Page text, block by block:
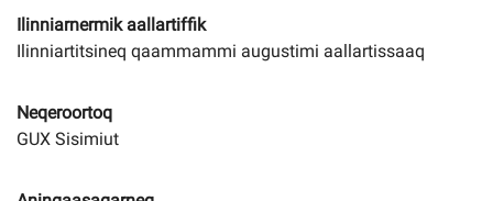
Ilinniarnermik aallartiffik
Ilinniartitsineq qaammammi augustimi aallartissaaq
Neqeroortoq
GUX Sisimiut